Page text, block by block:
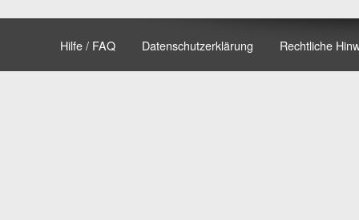
Hilfe / FAQ Datenschutzerklärung Rechtliche